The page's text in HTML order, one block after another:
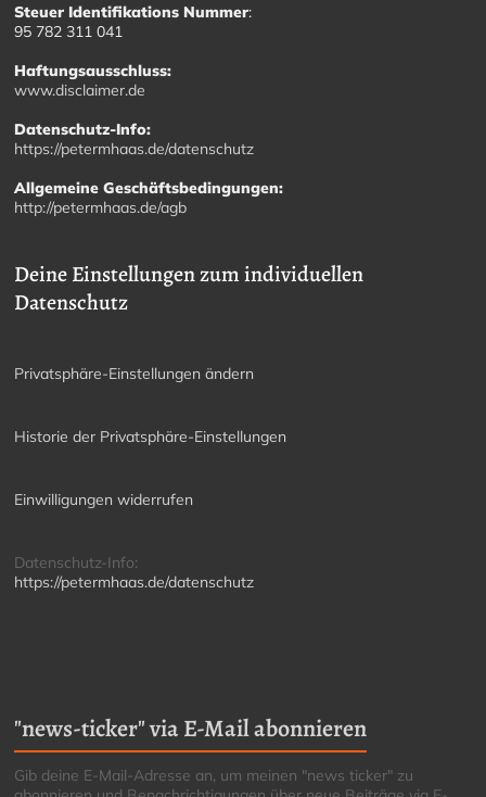
Steuer Identifikations Nummer:
95 782 311 041
Haftungsausschluss:
www.disclaimer.de
Datenschutz-Info:
https://petermhaas.de/datenschutz
Allgemeine Geschäftsbedingungen:
http://petermhaas.de/agb
Deine Einstellungen zum individuellen
Datenschutz
Privatsphäre-Einstellungen ändern
Historie der Privatsphäre-Einstellungen
Einwilligungen widerrufen
Datenschutz-Info:
https://petermhaas.de/datenschutz
"news-ticker" via E-Mail abonnieren
Gib deine E-Mail-Adresse an, um meinen "news ticker" zu